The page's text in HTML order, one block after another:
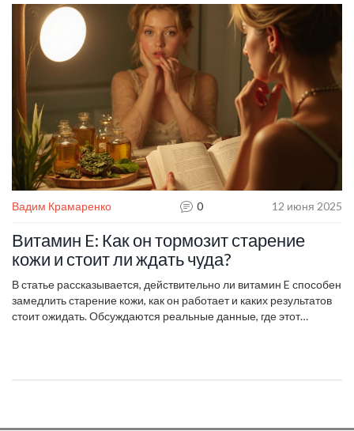
Вадим Крамаренко 0 12 июня 2025
Витамин E: Как он тормозит старение
кожи и стоит ли ждать чуда?
В статье рассказывается, действительно ли витамин E способен
замедлить старение кожи, как он работает и каких результатов
стоит ожидать. Обсуждаются реальные данные, где этот
истории о применении витамина в косметологии. Если хотите